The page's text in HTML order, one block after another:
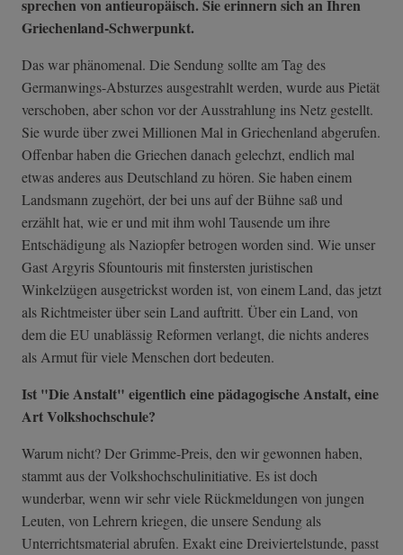
sprechen von antieuropäisch. Sie erinnern sich an Ihren
Griechenland-Schwerpunkt.
Das war phänomenal. Die Sendung sollte am Tag des
Germanwings-Absturzes ausgestrahlt werden, wurde aus Pietät
verschoben, aber schon vor der Ausstrahlung ins Netz gestellt.
Sie wurde über zwei Millionen Mal in Griechenland abgerufen.
Offenbar haben die Griechen danach gelechzt, endlich mal
etwas anderes aus Deutschland zu hören. Sie haben einem
Landsmann zugehört, der bei uns auf der Bühne saß und
erzählt hat, wie er und mit ihm wohl Tausende um ihre
Entschädigung als Naziopfer betrogen worden sind. Wie unser
Gast Argyris Sfountouris mit finstersten juristischen
Winkelzügen ausgetrickst worden ist, von einem Land, das jetzt
als Richtmeister über sein Land auftritt. Über ein Land, von
dem die EU unablässig Reformen verlangt, die nichts anderes
als Armut für viele Menschen dort bedeuten.
Ist "Die Anstalt" eigentlich eine pädagogische Anstalt, eine
Art Volkshochschule?
Warum nicht? Der Grimme-Preis, den wir gewonnen haben,
stammt aus der Volkshochschulinitiative. Es ist doch
wunderbar, wenn wir sehr viele Rückmeldungen von jungen
Leuten, von Lehrern kriegen, die unsere Sendung als
Unterrichtsmaterial abrufen. Exakt eine Dreiviertelstunde, passt